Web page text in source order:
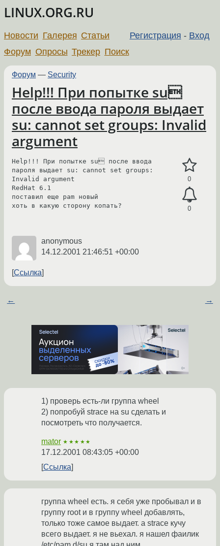
LINUX.ORG.RU
Регистрация - Вход
Новости Галерея Статьи
Форум Опросы Трекер Поиск
Форум — Security
Help!!! При попытке su
после ввода пароля выдает
su: cannot set groups: Invalid
argument
0
0
Help!!! При попытке su после ввода
пароля выдает su: cannot set groups:
Invalid argument
RedHat 6.1
поставил еще pam новый
хоть в какую сторону копать?
anonymous
14.12.2001 21:46:51 +00:00
Ссылка
← →
1) проверь есть-ли группа wheel
2) попробуй strace на su сделать и
посмотреть что получается.
mator ★★★★★
17.12.2001 08:43:05 +00:00
Ссылка
группа wheel есть. я себя уже пробывал и в
группу root и в группу wheel добавлять,
только тоже самое выдает. a strace кучу
всего выдает. я не вьехал. я нашел фаилик